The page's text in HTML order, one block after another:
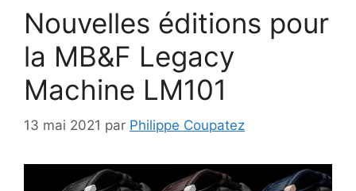
Nouvelles éditions pour
la MB&F Legacy
Machine LM101
13 mai 2021 par Philippe Coupatez